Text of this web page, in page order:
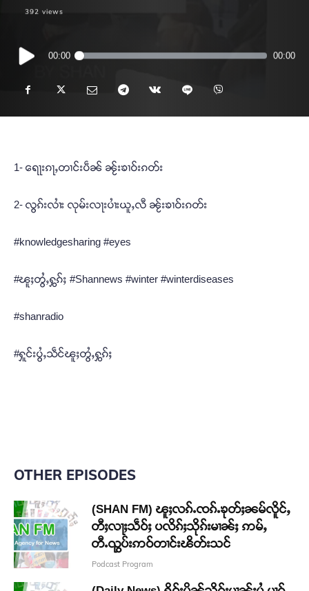
392 views
Audio
Player
00:00 00:00
1- ရေႃးၵႃႇတၢင်းပဵၼ် ၼႂ်းၶၢဝ်းၵတ်း
2- လွၵ်းလၢႆး လုမ်းလႃးပၢႆးယူႇလီ ၼႂ်းၶၢဝ်းၵတ်း
#knowledgesharing #eyes
#ၽူႈတွႆႇႁွၵ်ႈ #Shannews #winter #winterdiseases
#shanradio
#ႁူင်းပွႆႇသဵင်ၽူႈတွႆႇႁွၵ်ႈ
OTHER EPISODES
(SHAN FM) ၽူႈလၵ်ႉၸၵ်ႉၶုတ်ႈၼမ်လိူင်ႇ
တီႈလႃႈသဵဝ်ႈ ပလိၵ်ႈသိုၵ်းမၢၼ်ႈ ဢမ်ႇ
တီႉၺွပ်းဢဝ်တၢင်းၽိတ်းသင်
Podcast Program